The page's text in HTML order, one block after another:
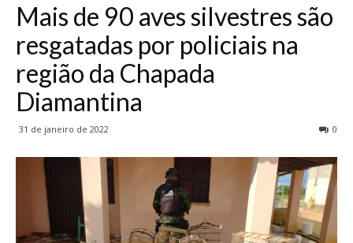
Mais de 90 aves silvestres são
resgatadas por policiais na
região da Chapada
Diamantina
31 de janeiro de 2022 0